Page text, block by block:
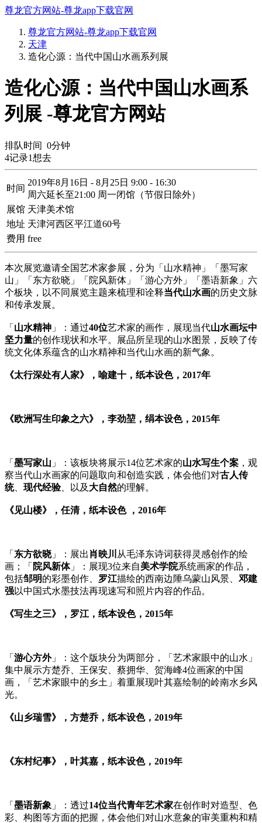
尊龙官方网站-尊龙app下载官网
尊龙官方网站-尊龙app下载官网
天津
造化心源：当代中国山水画系列展
造化心源：当代中国山水画系
列展 -尊龙官方网站
排队时间 0分钟
4记录1想去
时间
2019年8月16日 - 8月25日 9:00 - 16:30
周六延长至21:00 周一闭馆（节假日除外）
展馆 天津美术馆
地址 天津河西区平江道60号
费用 free
本次展览邀请全国艺术家参展，分为「山水精神」「墨写家
山」「东方欲晓」「院风新体」「游心方外」「墨语新象」六
个板块，以不同展览主题来梳理和诠释当代山水画的历史文脉
和传承发展。
「 山水精神 」：通过40位艺术家的画作，展现当代山水画坛中
坚力量的创作现状和水平。展品所呈现的山水图景，反映了传
统文化体系蕴含的山水精神和当代山水画的新气象。
《太行深处有人家》，喻建十，纸本设色，2017年
《欧洲写生印象之六》，李劲堃，绢本设色，2015年
「 墨写家山 」：该板块将展示14位艺术家的山水写生个案 ，观
察当代山水画家的问题取向和创造实践，体会他们对古人传
统、 现代经验、以及 大自然的理解。
《见山楼》，任清，纸本设色 ，2016年
「 东方欲晓」：展出肖映川
从毛泽东诗词获得灵感创作的绘
画；「 院风新体」：展现3位来自美术学院系统画家的作品，
包括邹明的彩墨创作、 罗江描绘的西南边陲乌蒙山风景、 邓建
强以中国式水墨技法再现速写和照片内容的作品。
《写生之三》，罗江，纸本设色，2015年
「 游心方外」：这个版块分为两部分，「艺术家眼中的山水」
集中展示方楚乔、王保安、蔡拥华、贺海峰4位画家的中国
画，「艺术家眼中的乡土」着重展现叶其嘉绘制的岭南水乡风
光。
《山乡瑞雪》，方楚乔，纸本设色，2019年
《东村纪事》，叶其嘉，纸本设色，2019年
「 墨语新象 」：透过14位当代青年艺术家在创作时对造型、色
彩、构图等方面的把握，体会他们对山水意象的审美重构和精